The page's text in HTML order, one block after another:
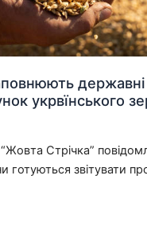
укрвїнського
Стрічка”
готуються звітувати